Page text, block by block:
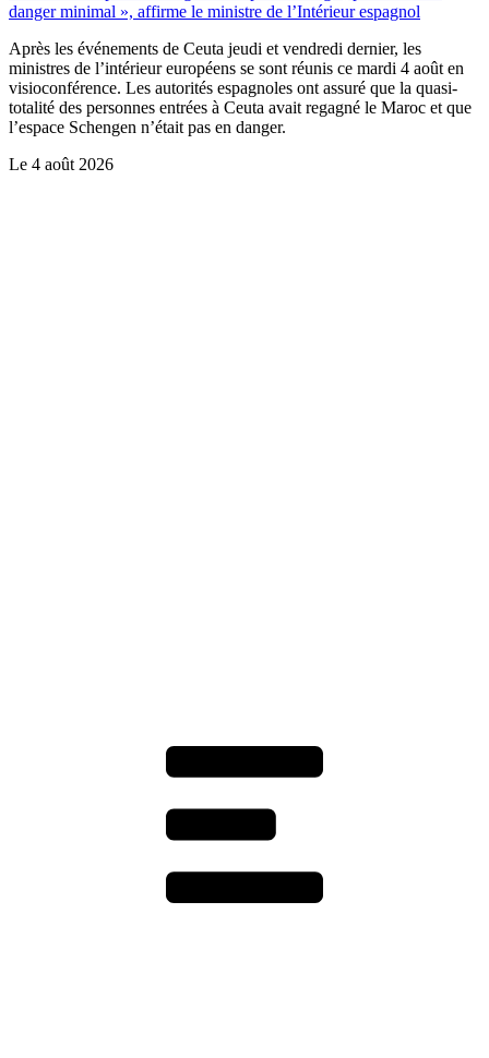
danger minimal », affirme le ministre de l’Intérieur espagnol
Après les événements de Ceuta jeudi et vendredi dernier, les
ministres de l’intérieur européens se sont réunis ce mardi 4 août en
visioconférence. Les autorités espagnoles ont assuré que la quasi-
totalité des personnes entrées à Ceuta avait regagné le Maroc et que
l’espace Schengen n’était pas en danger.
Le 4 août 2026